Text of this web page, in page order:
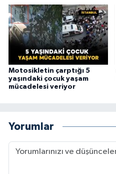
Motosikletin çarptığı 5
yaşındaki çocuk yaşam
mücadelesi veriyor
Yorumlar